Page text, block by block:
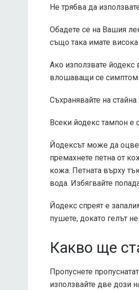
Не трябва да
Обадете се на Вашия
също така имате
Ако използвате йодекс
влошаващи се
Съхранявайте на
Всеки йодекс тампон е
Йодексът може да
премахнете петна от
кожа. Петната върху
вода. Избягвайте
Йодекс спреят е
пушете, докато гелът
Какво ще
Пропуснете
използвайте две дози